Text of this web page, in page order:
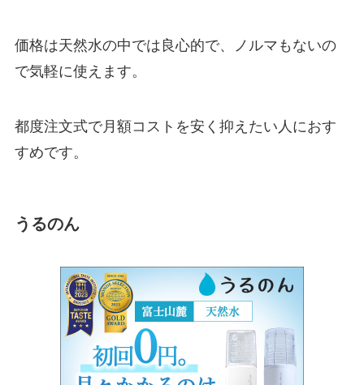
価格は天然水の中では良心的で、 ノルマもないの
で気軽に使えます。
都度注文式で月額コストを安く抑えたい人におす
すめです。
うるのん